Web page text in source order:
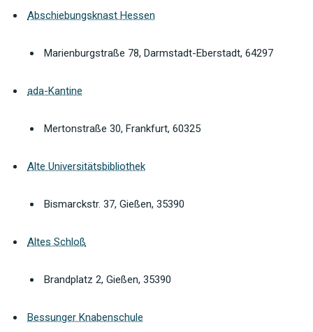
Abschiebungsknast Hessen
Marienburgstraße 78, Darmstadt-Eberstadt, 64297
ada-Kantine
Mertonstraße 30, Frankfurt, 60325
Alte Universitätsbibliothek
Bismarckstr. 37, Gießen, 35390
Altes Schloß
Brandplatz 2, Gießen, 35390
Bessunger Knabenschule